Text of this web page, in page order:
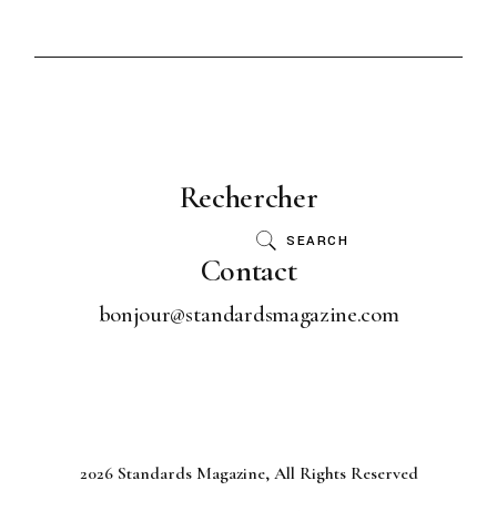
Rechercher
SEARCH
Contact
bonjour@standardsmagazine.com
2026 Standards Magazine, All Rights Reserved